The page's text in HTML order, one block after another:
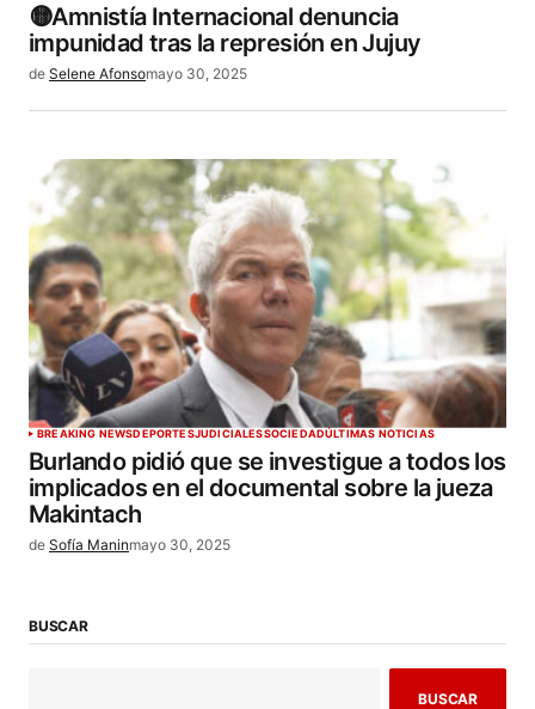
🟡Amnistía Internacional denuncia
impunidad tras la represión en Jujuy
de Selene Afonsomayo 30, 2025
BREAKING NEWSDEPORTESJUDICIALESSOCIEDADÚLTIMAS NOTICIAS
Burlando pidió que se investigue a todos los
implicados en el documental sobre la jueza
Makintach
de Sofía Maninmayo 30, 2025
BUSCAR
BUSCAR